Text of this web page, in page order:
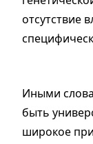
отсутствие
Иными
быть
широкое